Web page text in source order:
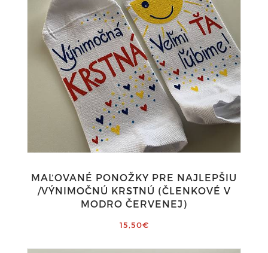
MAĽOVANÉ PONOŽKY PRE NAJLEPŠIU
/VÝNIMOČNÚ KRSTNÚ (ČLENKOVÉ V
MODRO ČERVENEJ)
15,50€